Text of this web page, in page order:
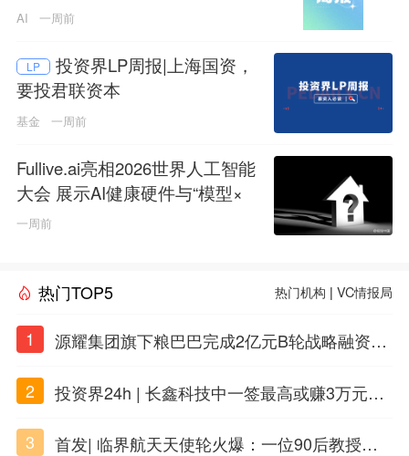
AI 一周前
LP
投资界LP周报|上海国资，
要投君联资本
基金 一周前
Fullive.ai亮相2026世界人工智能
大会 展示AI健康硬件与“模型×
本体”创新技术路径
一周前
热门TOP5 热门机构 |VC情报局
1
源耀集团旗下粮巴巴完成2亿元B轮战略融资，
2
投资界24h | 长鑫科技中一签最高或赚3万元；
兴质新域基金
3 首发| 临界航天天使轮火爆：一位90后教授用A